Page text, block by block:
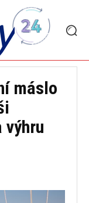
máslo
výhru